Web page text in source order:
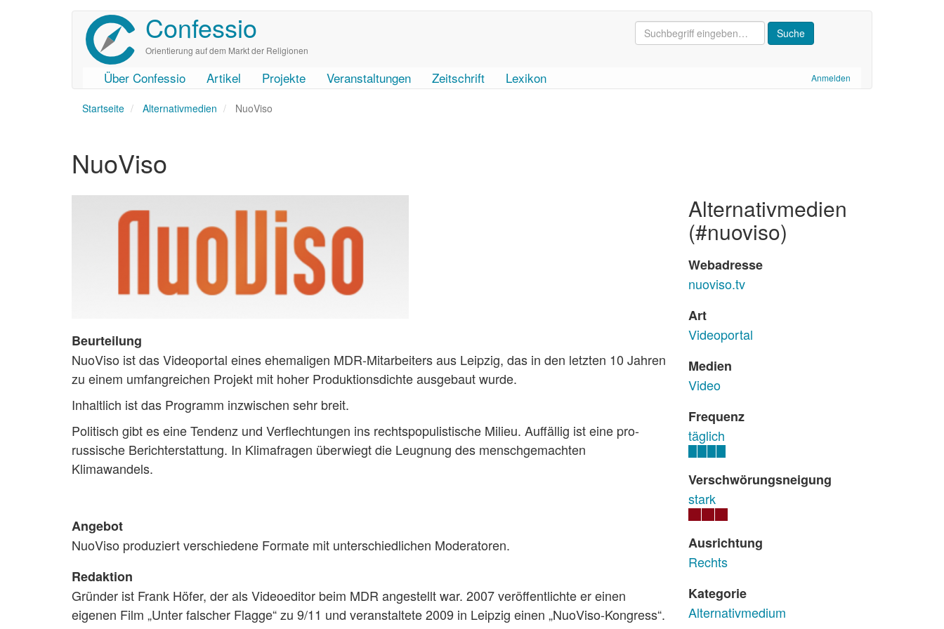
Confessio
Orientierung auf dem Markt der Religionen
User
account
Anmelden
Main
navigation
Über Confessio Artikel Projekte Veranstaltungen Zeitschrift Lexikon
Startseite Alternativmedien NuoViso
NuoViso
Beurteilung
NuoViso ist das Videoportal eines ehemaligen MDR-Mitarbeiters aus Leipzig, das in den letzten 10 Jahren
zu einem umfangreichen Projekt mit hoher Produktionsdichte ausgebaut wurde.
Inhaltlich ist das Programm inzwischen sehr breit.
Politisch gibt es eine Tendenz und Verflechtungen ins rechtspopulistische Milieu. Auffällig ist eine pro-
russische Berichterstattung. In Klimafragen überwiegt die Leugnung des menschgemachten
Klimawandels.
Angebot
NuoViso produziert verschiedene Formate mit unterschiedlichen Moderatoren.
Redaktion
Gründer ist Frank Höfer, der als Videoeditor beim MDR angestellt war. 2007 veröffentlichte er einen
eigenen Film „Unter falscher Flagge“ zu 9/11 und veranstaltete 2009 in Leipzig einen „NuoViso-Kongress“.
alternativmedien
(#nuoviso)
Webadresse
nuoviso.tv
Art
Videoportal
Medien
Video
Frequenz
täglich
Verschwörungsneigung
stark
Ausrichtung
Rechts
Kategorie
Alternativmedium